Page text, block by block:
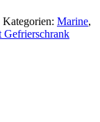
Kategorien: Marine,
Gefrierschrank